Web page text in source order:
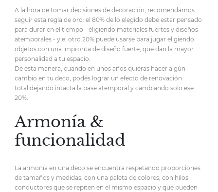
A la hora de tomar decisiones de decoración, recomendamos
seguir esta regla de oro: el 80% de lo elegido debe estar pensado
para durar en el tiempo - eligiendo materiales fuertes y diseños
atemporales - y el otro 20% puede usarse para jugar eligiendo
objetos con una impronta de diseño fuerte, que dan la mayor
personalidad a tu espacio.
De esta manera, cuando en unos años quieras hacer algún
cambio en tu deco, podés lograr un efecto de renovación
total dejando intacta la base atemporal y cambiando solo ese
20%.
Armonía &
funcionalidad
La armonía en una deco se encuentra respetando proporciones
de tamaños y medidas; con una paleta de colores; con hilos
conductores que se repiten en el mismo espacio y que pueden